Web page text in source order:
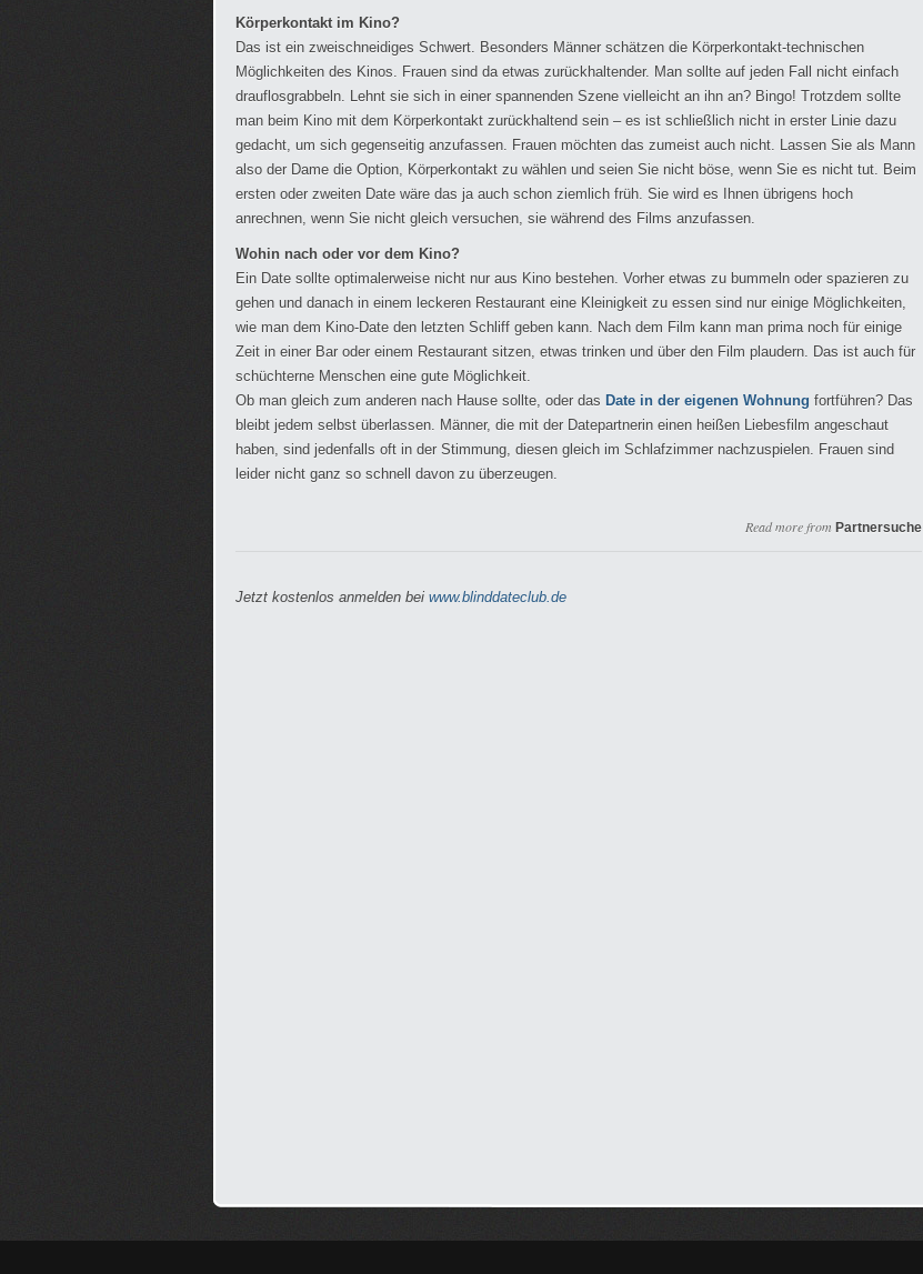
Körperkontakt im Kino?
Das ist ein zweischneidiges Schwert. Besonders Männer schätzen die Körperkontakt-technischen
Möglichkeiten des Kinos. Frauen sind da etwas zurückhaltender. Man sollte auf jeden Fall nicht einfach
drauflosgrabbeln. Lehnt sie sich in einer spannenden Szene vielleicht an ihn an? Bingo! Trotzdem sollte
man beim Kino mit dem Körperkontakt zurückhaltend sein – es ist schließlich nicht in erster Linie dazu
gedacht, um sich gegenseitig anzufassen. Frauen möchten das zumeist auch nicht. Lassen Sie als Mann
also der Dame die Option, Körperkontakt zu wählen und seien Sie nicht böse, wenn Sie es nicht tut. Beim
ersten oder zweiten Date wäre das ja auch schon ziemlich früh. Sie wird es Ihnen übrigens hoch
anrechnen, wenn Sie nicht gleich versuchen, sie während des Films anzufassen.
Wohin nach oder vor dem Kino?
Ein Date sollte optimalerweise nicht nur aus Kino bestehen. Vorher etwas zu bummeln oder spazieren zu
gehen und danach in einem leckeren Restaurant eine Kleinigkeit zu essen sind nur einige Möglichkeiten,
wie man dem Kino-Date den letzten Schliff geben kann. Nach dem Film kann man prima noch für einige
Zeit in einer Bar oder einem Restaurant sitzen, etwas trinken und über den Film plaudern. Das ist auch für
schüchterne Menschen eine gute Möglichkeit.
Ob man gleich zum anderen nach Hause sollte, oder das Date in der eigenen Wohnung fortführen? Das
bleibt jedem selbst überlassen. Männer, die mit der Datepartnerin einen heißen Liebesfilm angeschaut
haben, sind jedenfalls oft in der Stimmung, diesen gleich im Schlafzimmer nachzuspielen. Frauen sind
leider nicht ganz so schnell davon zu überzeugen.
Read more from Partnersuche
Jetzt kostenlos anmelden bei www.blinddateclub.de